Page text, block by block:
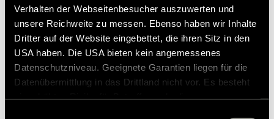
Verhalten der Webseitenbesucher auszuwerten und
unsere Reichweite zu messen. Ebenso haben wir Inhalte
Dritter auf der Website eingebettet, die ihren Sitz in den
USA haben. Die USA bieten kein angemessenes
Datenschutzniveau. Geeignete Garantien liegen für die
Datenübermittlung in das Drittland nicht vor. Es besteht
Bike Carrier Swing